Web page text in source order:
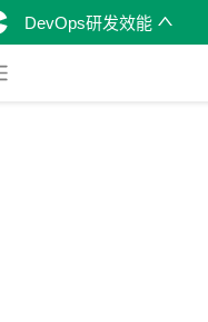
DevOps研发效能